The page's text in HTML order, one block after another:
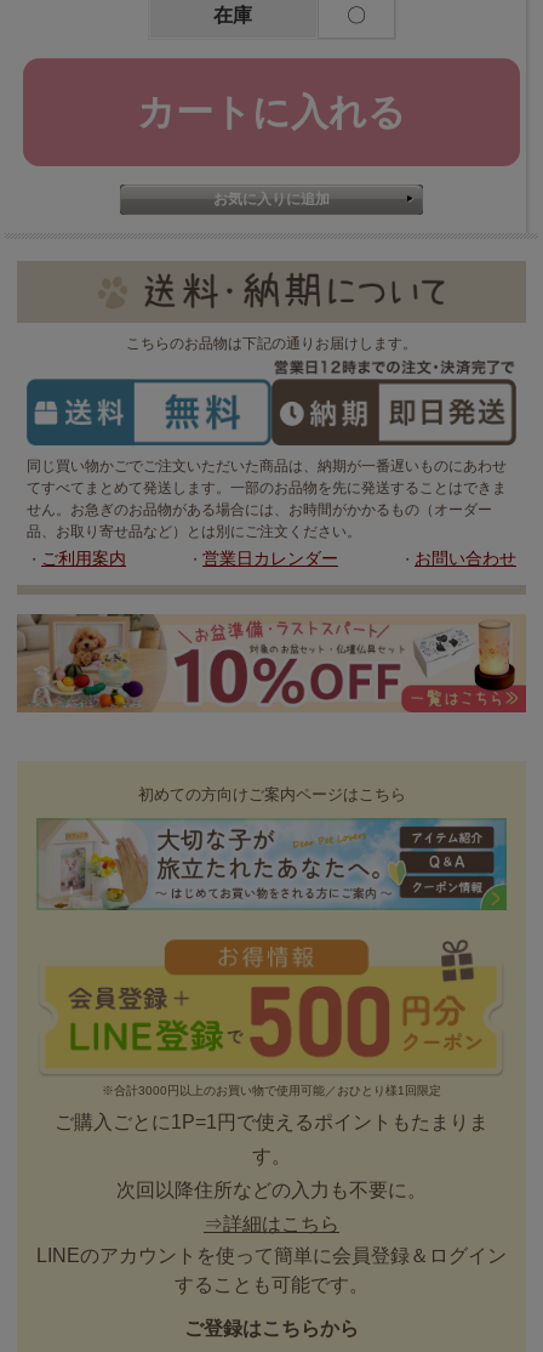
在庫 〇
こちらのお品物は下記の通りお届けします。
同じ買い物かごでご注文いただいた商品は、納期が一番遅いものにあわせ
てすべてまとめて発送します。一部のお品物を先に発送することはできま
せん。お急ぎのお品物がある場合には、お時間がかかるもの（オーダー
品、お取り寄せ品など）とは別にご注文ください。
・ ご利用案内 ・ 営業日カレンダー ・ お問い合わせ
初めての方向けご案内ページはこちら
※合計3000円以上のお買い物で使用可能／おひとり様1回限定
ご購入ごとに1P=1円で使えるポイントもたまりま
す。
次回以降住所などの入力も不要に。
⇒詳細はこちら
LINEのアカウントを使って簡単に会員登録＆ログイン
することも可能です。
ご登録はこちらから